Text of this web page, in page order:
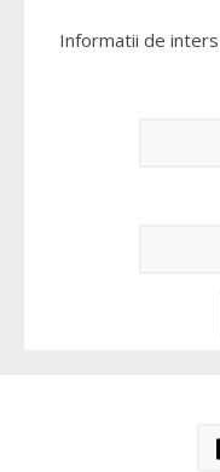
Informatii de